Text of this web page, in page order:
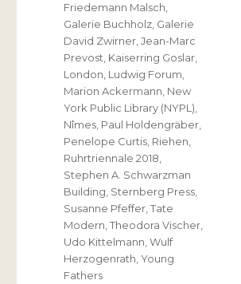
Friedemann Malsch
Galerie Buchholz Galerie
David Zwirner ,Jean-Marc
Prevost Kaiserring Goslar
London Ludwig Forum
Marion Ackermann New
York Public Library (NYPL)
Nîmes Paul Holdengräber
Penelope Curtis Riehen
Ruhrtriennale 2018
Stephen A. Schwarzman
Building Sternberg Press
Susanne Pfeffer ,Tate
Modern ,Theodora Vischer
Udo Kittelmann ,Wulf
Herzogenrath ,Young
Fathers